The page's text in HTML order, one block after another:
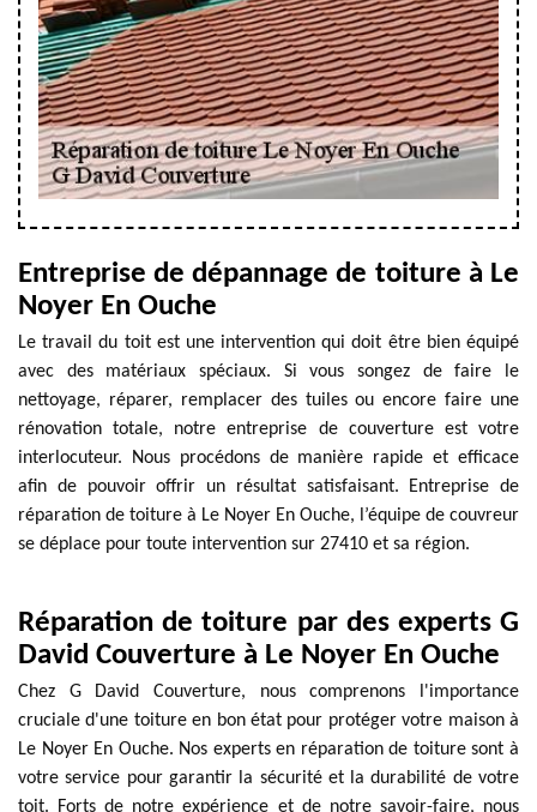
Entreprise de dépannage de toiture à Le
Noyer En Ouche
Le travail du toit est une intervention qui doit être bien équipé
avec des matériaux spéciaux. Si vous songez de faire le
nettoyage, réparer, remplacer des tuiles ou encore faire une
rénovation totale, notre entreprise de couverture est votre
interlocuteur. Nous procédons de manière rapide et efficace
afin de pouvoir offrir un résultat satisfaisant. Entreprise de
réparation de toiture à Le Noyer En Ouche, l’équipe de couvreur
se déplace pour toute intervention sur 27410 et sa région.
Réparation de toiture par des experts G
David Couverture à Le Noyer En Ouche
Chez G David Couverture, nous comprenons l'importance
cruciale d'une toiture en bon état pour protéger votre maison à
Le Noyer En Ouche. Nos experts en réparation de toiture sont à
votre service pour garantir la sécurité et la durabilité de votre
toit. Forts de notre expérience et de notre savoir-faire, nous